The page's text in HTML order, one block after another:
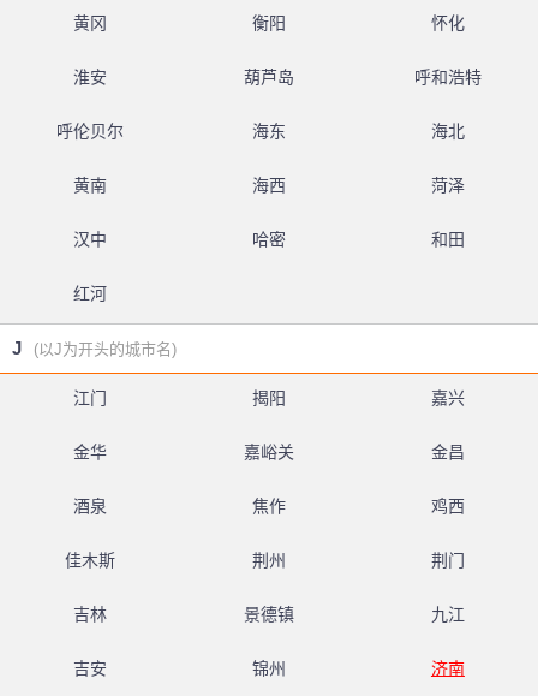
黄冈 衡阳 怀化
淮安 葫芦岛 呼和浩特
呼伦贝尔 海东 海北
黄南 海西 菏泽
汉中 哈密 和田
红河
J (以J为开头的城市名)
江门 揭阳 嘉兴
金华 嘉峪关 金昌
酒泉 焦作 鸡西
佳木斯 荆州 荆门
吉林 景德镇 九江
吉安 锦州 济南